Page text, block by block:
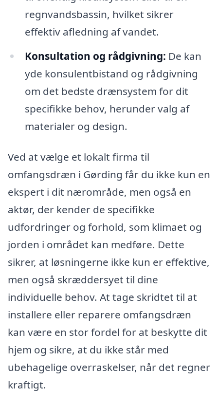
regnvandsbassin, hvilket sikrer
effektiv afledning af vandet.
Konsultation og rådgivning: De kan
yde konsulentbistand og rådgivning
om det bedste drænsystem for dit
specifikke behov, herunder valg af
materialer og design.
Ved at vælge et lokalt firma til
omfangsdræn i Gørding får du ikke kun en
ekspert i dit nærområde, men også en
aktør, der kender de specifikke
udfordringer og forhold, som klimaet og
jorden i området kan medføre. Dette
sikrer, at løsningerne ikke kun er effektive,
men også skræddersyet til dine
individuelle behov. At tage skridtet til at
installere eller reparere omfangsdræn
kan være en stor fordel for at beskytte dit
hjem og sikre, at du ikke står med
ubehagelige overraskelser, når det regner
kraftigt.